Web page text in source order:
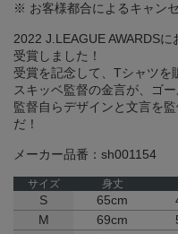
※ お客様都合によるキャン
2022 J.LEAGUE AWARDS
受賞しました！
受賞を記念して、Tシャツを
スキッベ監督の金言が、ゴ
監督自らデザインと文言を
だ！
メーカー品番：sh001154
サイズ 身丈
S 65cm
M
69cm